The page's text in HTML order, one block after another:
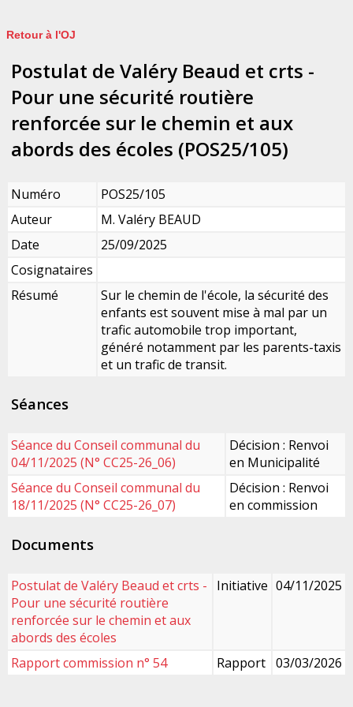
Retour à l'OJ
Postulat de Valéry Beaud et crts -
Pour une sécurité routière
renforcée sur le chemin et aux
abords des écoles (POS25/105)
Numéro
POS25/105
Auteur
M. Valéry BEAUD
Date
25/09/2025
Cosignataires
Résumé
Sur le chemin de l'école, la sécurité des
enfants est souvent mise à mal par un
trafic automobile trop important,
généré notamment par les parents-taxis
et un trafic de transit.
Séances
Séance du Conseil communal du
04/11/2025 (N° CC25-26_06)
Décision : Renvoi
en Municipalité
Séance du Conseil communal du
18/11/2025 (N° CC25-26_07)
Décision : Renvoi
en commission
Documents
Postulat de Valéry Beaud et crts -
Pour une sécurité routière
renforcée sur le chemin et aux
abords des écoles
Initiative 04/11/2025
Rapport commission n° 54 Rapport 03/03/2026